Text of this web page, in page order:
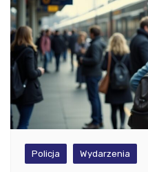
Policja Wydarzenia